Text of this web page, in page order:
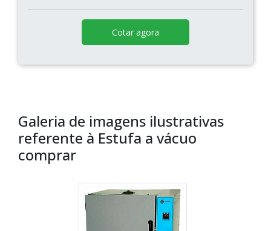
Cotar agora
Galeria de imagens ilustrativas
referente à Estufa a vácuo
comprar